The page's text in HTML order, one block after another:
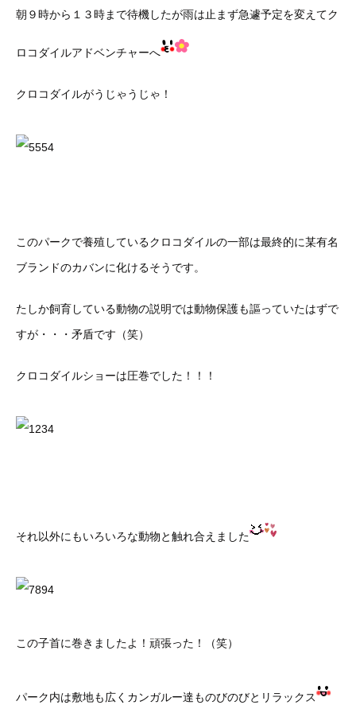
朝９時から１３時まで待機したが雨は止まず急遽予定を変えてク
ロコダイルアドベンチャーへ
クロコダイルがうじゃうじゃ！
このパークで養殖しているクロコダイルの一部は最終的に某有名
ブランドのカバンに化けるそうです。
たしか飼育している動物の説明では動物保護も謳っていたはずで
すが・・・矛盾です（笑）
クロコダイルショーは圧巻でした！！！
それ以外にもいろいろな動物と触れ合えました
この子首に巻きましたよ！頑張った！（笑）
パーク内は敷地も広くカンガルー達ものびのびとリラックス